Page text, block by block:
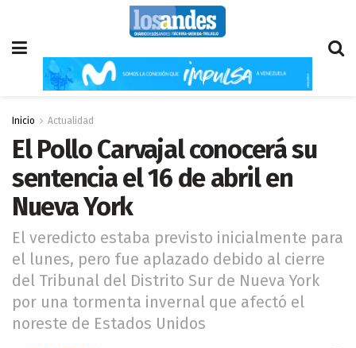
Inicio Actualidad
El Pollo Carvajal conocerá su
sentencia el 16 de abril en
Nueva York
El veredicto estaba previsto inicialmente para
el lunes, pero fue aplazado debido al cierre
del Tribunal del Distrito Sur de Nueva York
por una tormenta invernal que afectó el
noreste de Estados Unidos